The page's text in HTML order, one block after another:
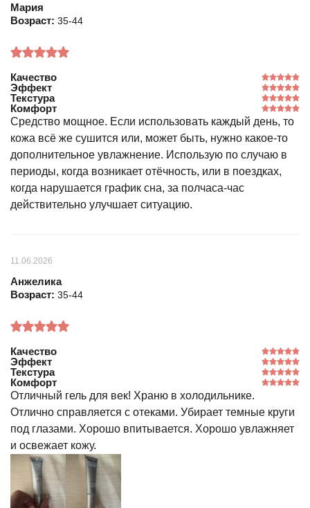
Мария
Возраст: 35-44
Качество
Эффект
Текстура
Комфорт
Средство мощное. Если использовать каждый день, то
кожа всё же сушится или, может быть, нужно какое-то
дополнительное увлажнение. Использую по случаю в
периоды, когда возникает отёчность, или в поездках,
когда нарушается график сна, за полчаса-час
действительно улучшает ситуацию.
11.06.2026
Анжелика
Возраст: 35-44
Качество
Эффект
Текстура
Комфорт
Отличный гель для век! Храню в холодильнике.
Отлично справляется с отеками. Убирает темные круги
под глазами. Хорошо впитывается. Хорошо увлажняет
и освежает кожу.